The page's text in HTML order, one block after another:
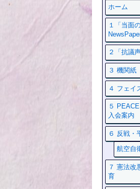
ホーム
１「当面
NewsPaper
２「抗議
３ 機関紙
４ フェイ
５
入会案内
６ 反戦・
航空自
７ 憲法改
育